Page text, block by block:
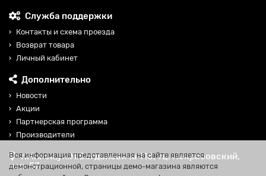
Служба поддержки
Контакты и схема проезда
Возврат товара
Личный кабинет
Дополнительно
Новости
Акции
Партнерская программа
Производители
г.Минск,ул.М.Богдановича 118, тц. Некрасовский,
пав. 57
Вся информация представленная на сайте является
демонстрационной, страницы демо-магазина являются